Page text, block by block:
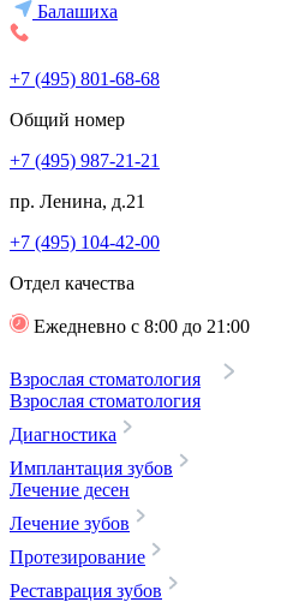
Балашиха
+7 (495) 801-68-68
Общий номер
+7 (495) 987-21-21
пр. Ленина, д.21
+7 (495) 104-42-00
Отдел качества
Ежедневно с 8:00 до 21:00
Взрослая стоматология
Взрослая стоматология
Диагностика
Имплантация зубов
Лечение десен
Лечение зубов
Протезирование
Реставрация зубов